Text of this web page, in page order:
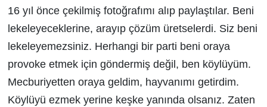
16 yıl önce çekilmiş fotoğrafımı alıp paylaştılar. Beni
lekeleyeceklerine, arayıp çözüm üretselerdi. Siz beni
lekeleyemezsiniz. Herhangi bir parti beni oraya
provoke etmek için göndermiş değil, ben köylüyüm.
Mecburiyetten oraya geldim, hayvanımı getirdim.
Köylüyü ezmek yerine keşke yanında olsanız. Zaten